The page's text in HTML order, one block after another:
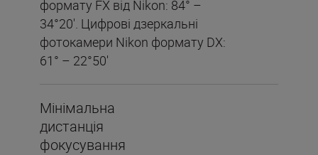
формату FX від Nikon: 84° –
34°20'. Цифрові дзеркальні
фотокамери Nikon формату DX:
61° – 22°50'
Мінімальна
дистанція
фокусування